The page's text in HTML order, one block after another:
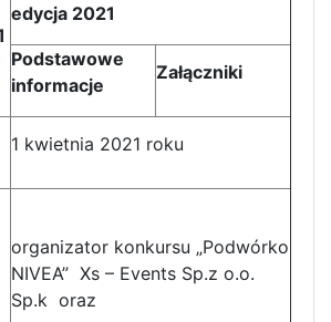
edycja 2021
Podstawowe
informacje
Załączniki
1 kwietnia 2021 roku
organizator konkursu „Podwórko
NIVEA” Xs – Events Sp.z o.o.
Sp.k oraz